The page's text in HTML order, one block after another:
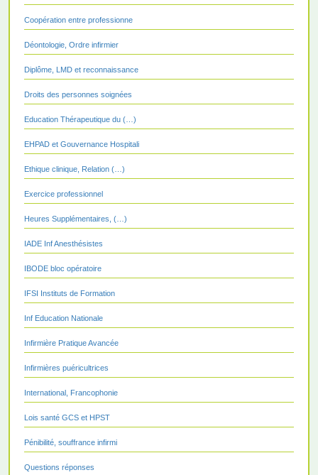
Coopération entre professionne
Déontologie, Ordre infirmier
Diplôme, LMD et reconnaissance
Droits des personnes soignées
Education Thérapeutique du (…)
EHPAD et Gouvernance Hospitali
Ethique clinique, Relation (…)
Exercice professionnel
Heures Supplémentaires, (…)
IADE Inf Anesthésistes
IBODE bloc opératoire
IFSI Instituts de Formation
Inf Education Nationale
Infirmière Pratique Avancée
Infirmières puéricultrices
International, Francophonie
Lois santé GCS et HPST
Pénibilité, souffrance infirmi
Questions réponses